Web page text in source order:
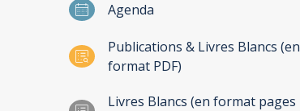
Agenda
Publications & Livres Blancs (en
format PDF)
Livres Blancs (en format pages